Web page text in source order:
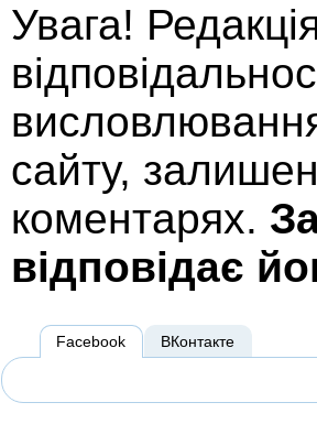
Увага!
сайту,
коментарях.
відповідає
Facebook ВКонтакте